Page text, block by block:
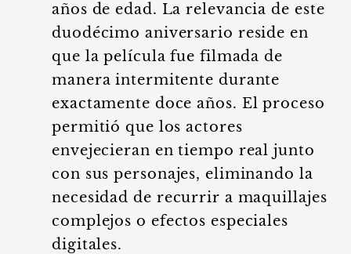
años de edad. La relevancia de este
duodécimo aniversario reside en
que la película fue filmada de
manera intermitente durante
exactamente doce años. El proceso
permitió que los actores
envejecieran en tiempo real junto
con sus personajes, eliminando la
necesidad de recurrir a maquillajes
complejos o efectos especiales
digitales.